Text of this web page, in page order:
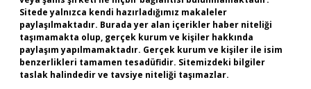
Sitede yalnızca kendi hazırladığımız makaleler
paylaşılmaktadır. Burada yer alan içerikler haber niteliği
taşımamakta olup, gerçek kurum ve kişiler hakkında
paylaşım yapılmamaktadır. Gerçek kurum ve kişiler ile isim
benzerlikleri tamamen tesadüfidir. Sitemizdeki bilgiler
taslak halindedir ve tavsiye niteliği taşımazlar.